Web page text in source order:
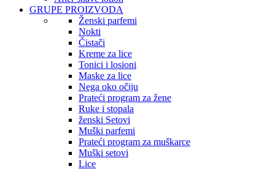
GRUPE PROIZVODA
Ženski parfemi
Nokti
Čistači
Kreme za lice
Tonici i losioni
Maske za lice
Nega oko očiju
Prateći program za žene
Ruke i stopala
ženski Setovi
Muški parfemi
Prateći program za muškarce
Muški setovi
Lice